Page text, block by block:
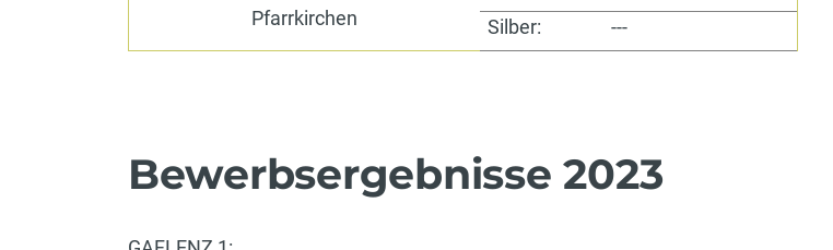
Pfarrkirchen
Silber:
---
Bewerbsergebnisse 2023